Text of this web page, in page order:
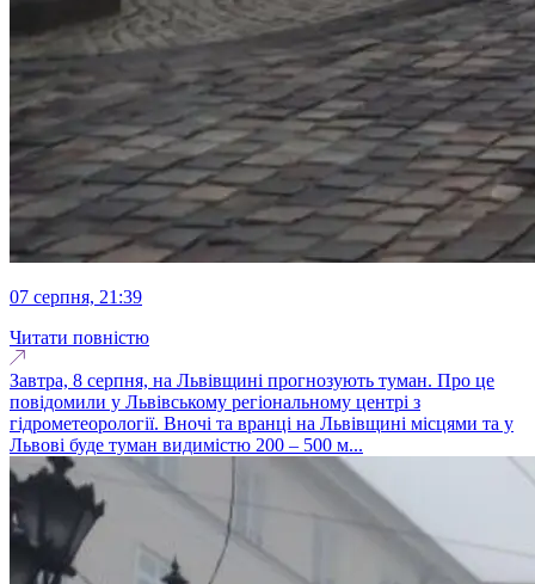
07 серпня, 21:39
Читати повністю
Завтра, 8 серпня, на Львівщині прогнозують туман. Про це
повідомили у Львівському регіональному центрі з
гідрометеорології. Вночі та вранці на Львівщині місцями та у
Львові буде туман видимістю 200 – 500 м...